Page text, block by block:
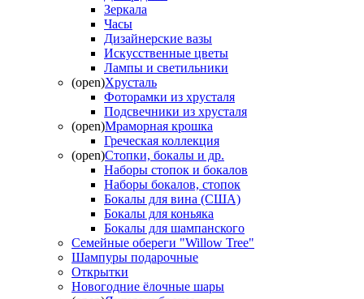
Зеркала
Часы
Дизайнерские вазы
Искусственные цветы
Лампы и светильники
(open)Хрусталь
Фоторамки из хрусталя
Подсвечники из хрусталя
(open)Мраморная крошка
Греческая коллекция
(open)Стопки, бокалы и др.
Наборы стопок и бокалов
Наборы бокалов, стопок
Бокалы для вина (США)
Бокалы для коньяка
Бокалы для шампанского
Семейные обереги "Willow Tree"
Шампуры подарочные
Открытки
Новогодние ёлочные шары